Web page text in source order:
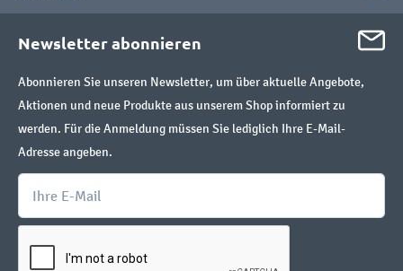
Newsletter abonnieren
Abonnieren Sie unseren Newsletter, um über aktuelle Angebote,
Aktionen und neue Produkte aus unserem Shop informiert zu
werden. Für die Anmeldung müssen Sie lediglich Ihre E-Mail-
Adresse angeben.